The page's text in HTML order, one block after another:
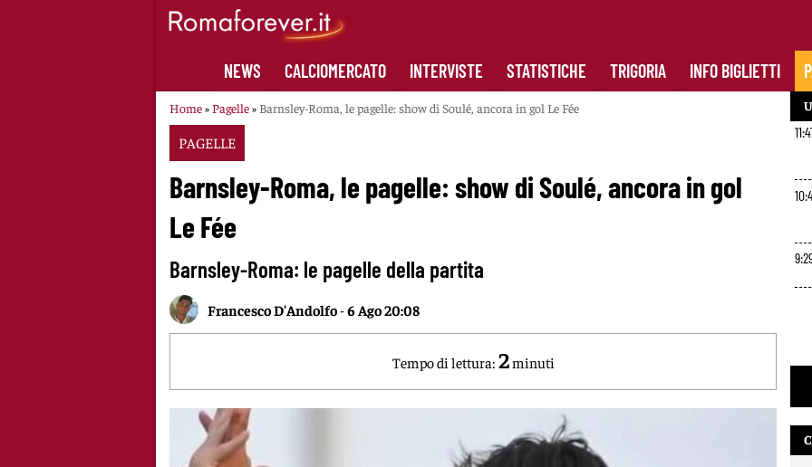
NEWS CALCIOMERCATO INTERVISTE STATISTICHE TRIGORIA INFO BIGLIETTI
Home»Pagelle» Barnsley-Roma, le pagelle: show di Soulé, ancora in gol Le Fée
PAGELLE
Barnsley-Roma, le pagelle: show di Soulé, ancora in gol
Le Fée
Barnsley-Roma: le pagelle della partita
Francesco D'Andolfo-6 Ago 20:08
Tempo di lettura: 2minuti